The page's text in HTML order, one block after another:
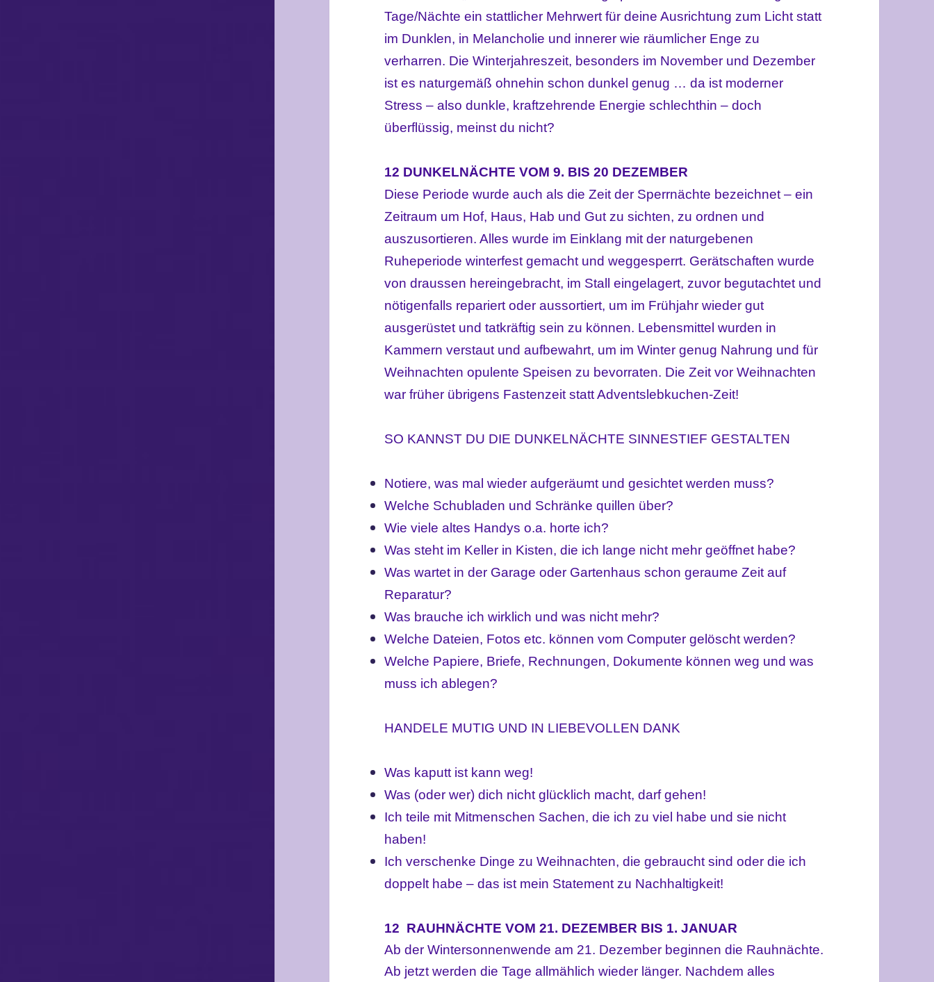
Tage/Nächte ein stattlicher Mehrwert für deine Ausrichtung zum Licht statt
im Dunklen, in Melancholie und innerer wie räumlicher Enge zu
verharren. Die Winterjahreszeit, besonders im November und Dezember
ist es naturgemäß ohnehin schon dunkel genug … da ist moderner
Stress – also dunkle, kraftzehrende Energie schlechthin – doch
überflüssig, meinst du nicht?
12 DUNKELNÄCHTE VOM 9. BIS 20 DEZEMBER
Diese Periode wurde auch als die Zeit der Sperrnächte bezeichnet – ein
Zeitraum um Hof, Haus, Hab und Gut zu sichten, zu ordnen und
auszusortieren. Alles wurde im Einklang mit der naturgebenen
Ruheperiode winterfest gemacht und weggesperrt. Gerätschaften wurde
von draussen hereingebracht, im Stall eingelagert, zuvor begutachtet und
nötigenfalls repariert oder aussortiert, um im Frühjahr wieder gut
ausgerüstet und tatkräftig sein zu können. Lebensmittel wurden in
Kammern verstaut und aufbewahrt, um im Winter genug Nahrung und für
Weihnachten opulente Speisen zu bevorraten. Die Zeit vor Weihnachten
war früher übrigens Fastenzeit statt Adventslebkuchen-Zeit!
SO KANNST DU DIE DUNKELNÄCHTE SINNESTIEF GESTALTEN
Notiere, was mal wieder aufgeräumt und gesichtet werden muss?
Welche Schubladen und Schränke quillen über?
Wie viele altes Handys o.a. horte ich?
Was steht im Keller in Kisten, die ich lange nicht mehr geöffnet habe?
Was wartet in der Garage oder Gartenhaus schon geraume Zeit auf
Reparatur?
Was brauche ich wirklich und was nicht mehr?
Welche Dateien, Fotos etc. können vom Computer gelöscht werden?
Welche Papiere, Briefe, Rechnungen, Dokumente können weg und was
muss ich ablegen?
HANDELE MUTIG UND IN LIEBEVOLLEN DANK
Was kaputt ist kann weg!
Was (oder wer) dich nicht glücklich macht, darf gehen!
Ich teile mit Mitmenschen Sachen, die ich zu viel habe und sie nicht
haben!
Ich verschenke Dinge zu Weihnachten, die gebraucht sind oder die ich
doppelt habe – das ist mein Statement zu Nachhaltigkeit!
12 RAUHNÄCHTE VOM 21. DEZEMBER BIS 1. JANUAR
Ab der Wintersonnenwende am 21. Dezember beginnen die Rauhnächte.
Ab jetzt werden die Tage allmählich wieder länger. Nachdem alles